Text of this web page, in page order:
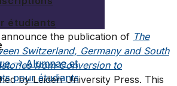
étudiants
Alumnae et
pour étudiants
the publication of The
Switzerland, Germany and South
from Conversion to
by Leiden University Press. This